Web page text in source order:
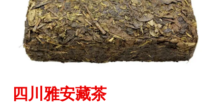
四川雅安藏茶